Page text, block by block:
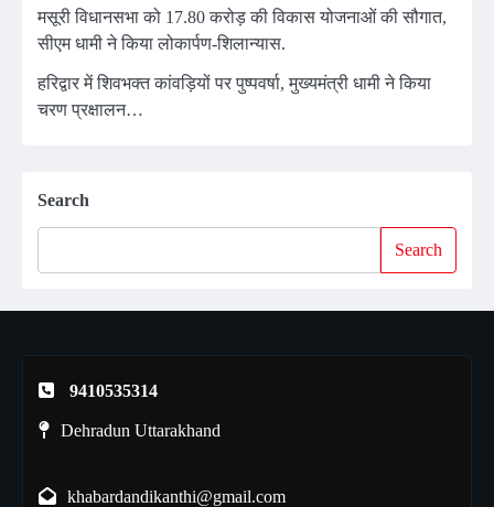
मसूरी विधानसभा को 17.80 करोड़ की विकास योजनाओं की सौगात,
सीएम धामी ने किया लोकार्पण-शिलान्यास.
हरिद्वार में शिवभक्त कांवड़ियों पर पुष्पवर्षा, मुख्यमंत्री धामी ने किया
चरण प्रक्षालन…
Search
Search
9410535314
Dehradun Uttarakhand
khabardandikanthi@gmail.com